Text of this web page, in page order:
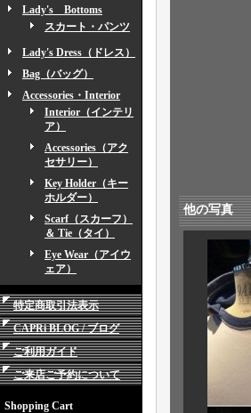
Lady's Bottoms
スカート・パンツ
Lady's Dress（ドレス）
Bag（バッグ）
Accessories・Interior
Interior（インテリ
ア）
Accessories（アク
セサリー）
Key Holder（キー
ホルダー）
Scarf（スカーフ）
＆ Tie（タイ）
Eye Wear（アイウ
ェア）
特定商取引法表示
CAPRi BLOG / ブログ
ご利用ガイド
ご来店ご予約について
Shopping Cart
他の写真